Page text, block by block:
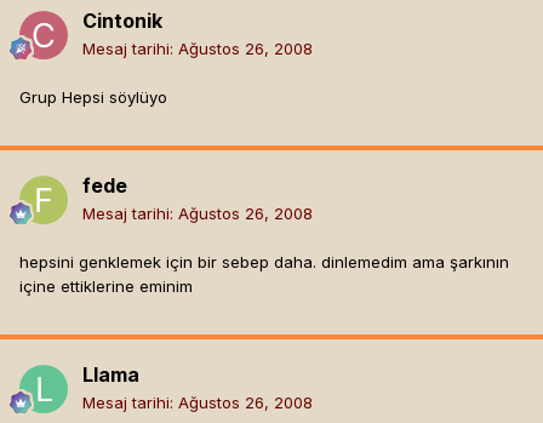
Cintonik
Mesaj tarihi: Ağustos 26, 2008
Grup Hepsi söylüyo
fede
Mesaj tarihi: Ağustos 26, 2008
hepsini genklemek için bir sebep daha. dinlemedim ama şarkının
içine ettiklerine eminim
Llama
Mesaj tarihi: Ağustos 26, 2008